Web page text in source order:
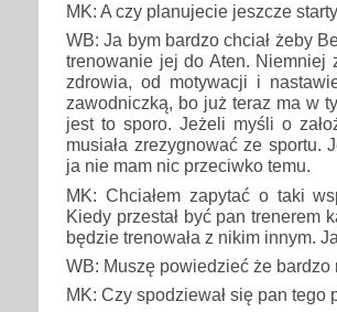
MK: A czy planujecie jeszcze
WB: Ja bym bardzo chciał żeby
trenowanie jej do Aten. Niemniej
zdrowia, od motywacji i
zawodniczką, bo już teraz ma w
jest to sporo. Jeżeli myśli o
musiała zrezygnować ze sportu.
ja nie mam nic przeciwko temu.
MK: Chciałem zapytać o taki
Kiedy przestał być pan trenerem
będzie trenowała z nikim innym.
WB: Muszę powiedzieć że bardzo
MK: Czy spodziewał się pan